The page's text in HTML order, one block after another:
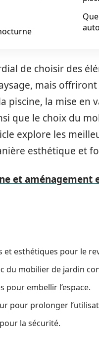
de choisir des
mais
piscine, la mise en
que le choix du
explore les
esthétique et
et aménagement
et esthétiques pour le
du mobilier de jardin
embellir l’espace.
pour prolonger
la sécurité.